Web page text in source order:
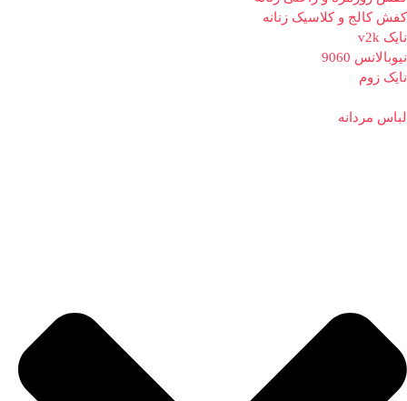
کفش کالج و کلاسیک زنانه
نایک v2k
نیوبالانس 9060
نایک زوم
لباس مردانه